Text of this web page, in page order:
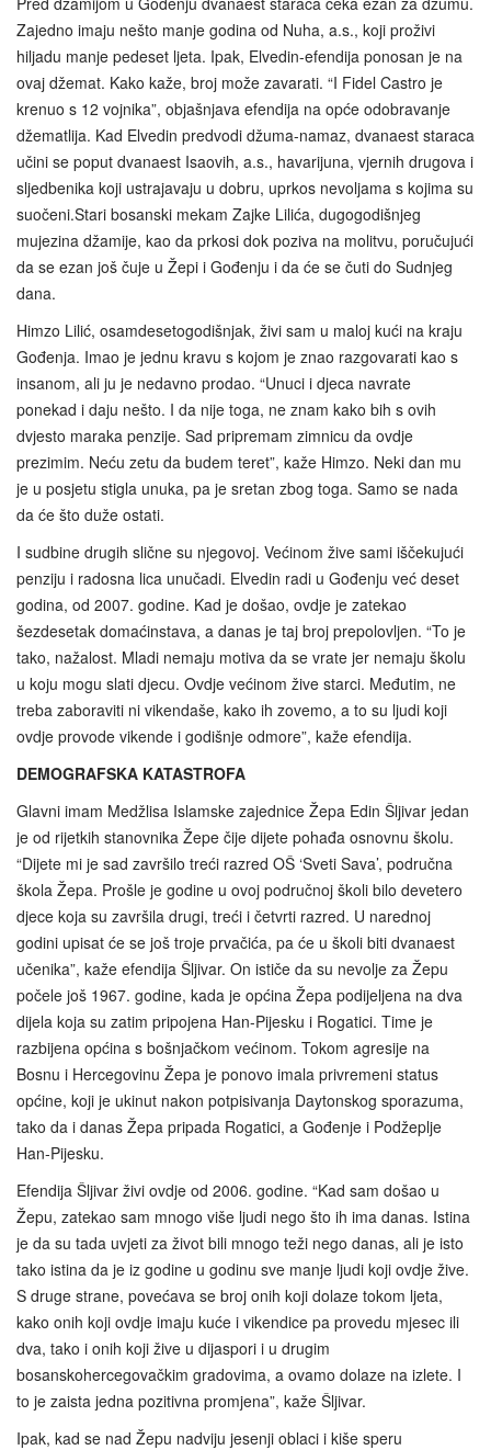
Zajedno imaju nešto manje godina od Nuha, a.s., koji proživi
hiljadu manje pedeset ljeta. Ipak, Elvedin-efendija ponosan je na
ovaj džemat. Kako kaže, broj može zavarati. “I Fidel Castro je
krenuo s 12 vojnika”, objašnjava efendija na opće odobravanje
džematlija. Kad Elvedin predvodi džuma-namaz, dvanaest staraca
učini se poput dvanaest Isaovih, a.s., havarijuna, vjernih drugova i
sljedbenika koji ustrajavaju u dobru, uprkos nevoljama s kojima su
suočeni.Stari bosanski mekam Zajke Lilića, dugogodišnjeg
mujezina džamije, kao da prkosi dok poziva na molitvu, poručujući
da se ezan još čuje u Žepi i Gođenju i da će se čuti do Sudnjeg
dana.
Himzo Lilić, osamdesetogodišnjak, živi sam u maloj kući na kraju
Gođenja. Imao je jednu kravu s kojom je znao razgovarati kao s
insanom, ali ju je nedavno prodao. “Unuci i djeca navrate
ponekad i daju nešto. I da nije toga, ne znam kako bih s ovih
dvjesto maraka penzije. Sad pripremam zimnicu da ovdje
prezimim. Neću zetu da budem teret”, kaže Himzo. Neki dan mu
je u posjetu stigla unuka, pa je sretan zbog toga. Samo se nada
da će što duže ostati.
I sudbine drugih slične su njegovoj. Većinom žive sami iščekujući
penziju i radosna lica unučadi. Elvedin radi u Gođenju već deset
godina, od 2007. godine. Kad je došao, ovdje je zatekao
šezdesetak domaćinstava, a danas je taj broj prepolovljen. “To je
tako, nažalost. Mladi nemaju motiva da se vrate jer nemaju školu
u koju mogu slati djecu. Ovdje većinom žive starci. Međutim, ne
treba zaboraviti ni vikendaše, kako ih zovemo, a to su ljudi koji
ovdje provode vikende i godišnje odmore”, kaže efendija.
DEMOGRAFSKA KATASTROFA
Glavni imam Medžlisa Islamske zajednice Žepa Edin Šljivar jedan
je od rijetkih stanovnika Žepe čije dijete pohađa osnovnu školu.
“Dijete mi je sad završilo treći razred OŠ ‘Sveti Sava’, područna
škola Žepa. Prošle je godine u ovoj područnoj školi bilo devetero
djece koja su završila drugi, treći i četvrti razred. U narednoj
godini upisat će se još troje prvačića, pa će u školi biti dvanaest
učenika”, kaže efendija Šljivar. On ističe da su nevolje za Žepu
počele još 1967. godine, kada je općina Žepa podijeljena na dva
dijela koja su zatim pripojena Han-Pijesku i Rogatici. Time je
razbijena općina s bošnjačkom većinom. Tokom agresije na
Bosnu i Hercegovinu Žepa je ponovo imala privremeni status
općine, koji je ukinut nakon potpisivanja Daytonskog sporazuma,
tako da i danas Žepa pripada Rogatici, a Gođenje i Podžeplje
Han‑Pijesku.
Efendija Šljivar živi ovdje od 2006. godine. “Kad sam došao u
Žepu, zatekao sam mnogo više ljudi nego što ih ima danas. Istina
je da su tada uvjeti za život bili mnogo teži nego danas, ali je isto
tako istina da je iz godine u godinu sve manje ljudi koji ovdje žive.
S druge strane, povećava se broj onih koji dolaze tokom ljeta,
kako onih koji ovdje imaju kuće i vikendice pa provedu mjesec ili
dva, tako i onih koji žive u dijaspori i u drugim
bosanskohercegovačkim gradovima, a ovamo dolaze na izlete. I
to je zaista jedna pozitivna promjena”, kaže Šljivar.
Ipak, kad se nad Žepu nadviju jesenji oblaci i kiše speru